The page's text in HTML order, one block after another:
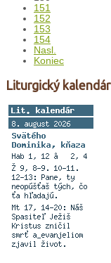
151
152
153
154
Nasl.
Koniec
Liturgický kalendár